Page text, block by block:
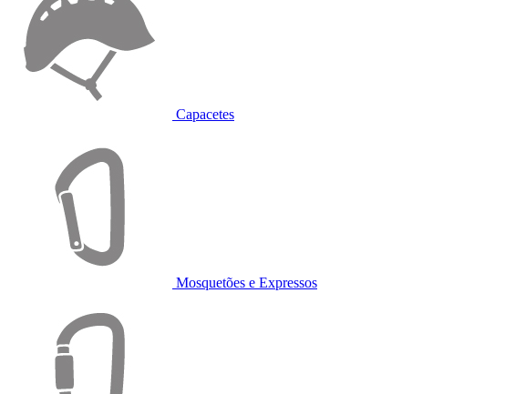
Capacetes
Mosquetões e Expressos